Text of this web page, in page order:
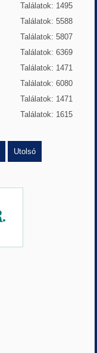
Találatok: 1495
Találatok: 5588
Találatok: 5807
Találatok: 6369
Találatok: 1471
Találatok: 6080
Találatok: 1471
Találatok: 1615
Utolsó